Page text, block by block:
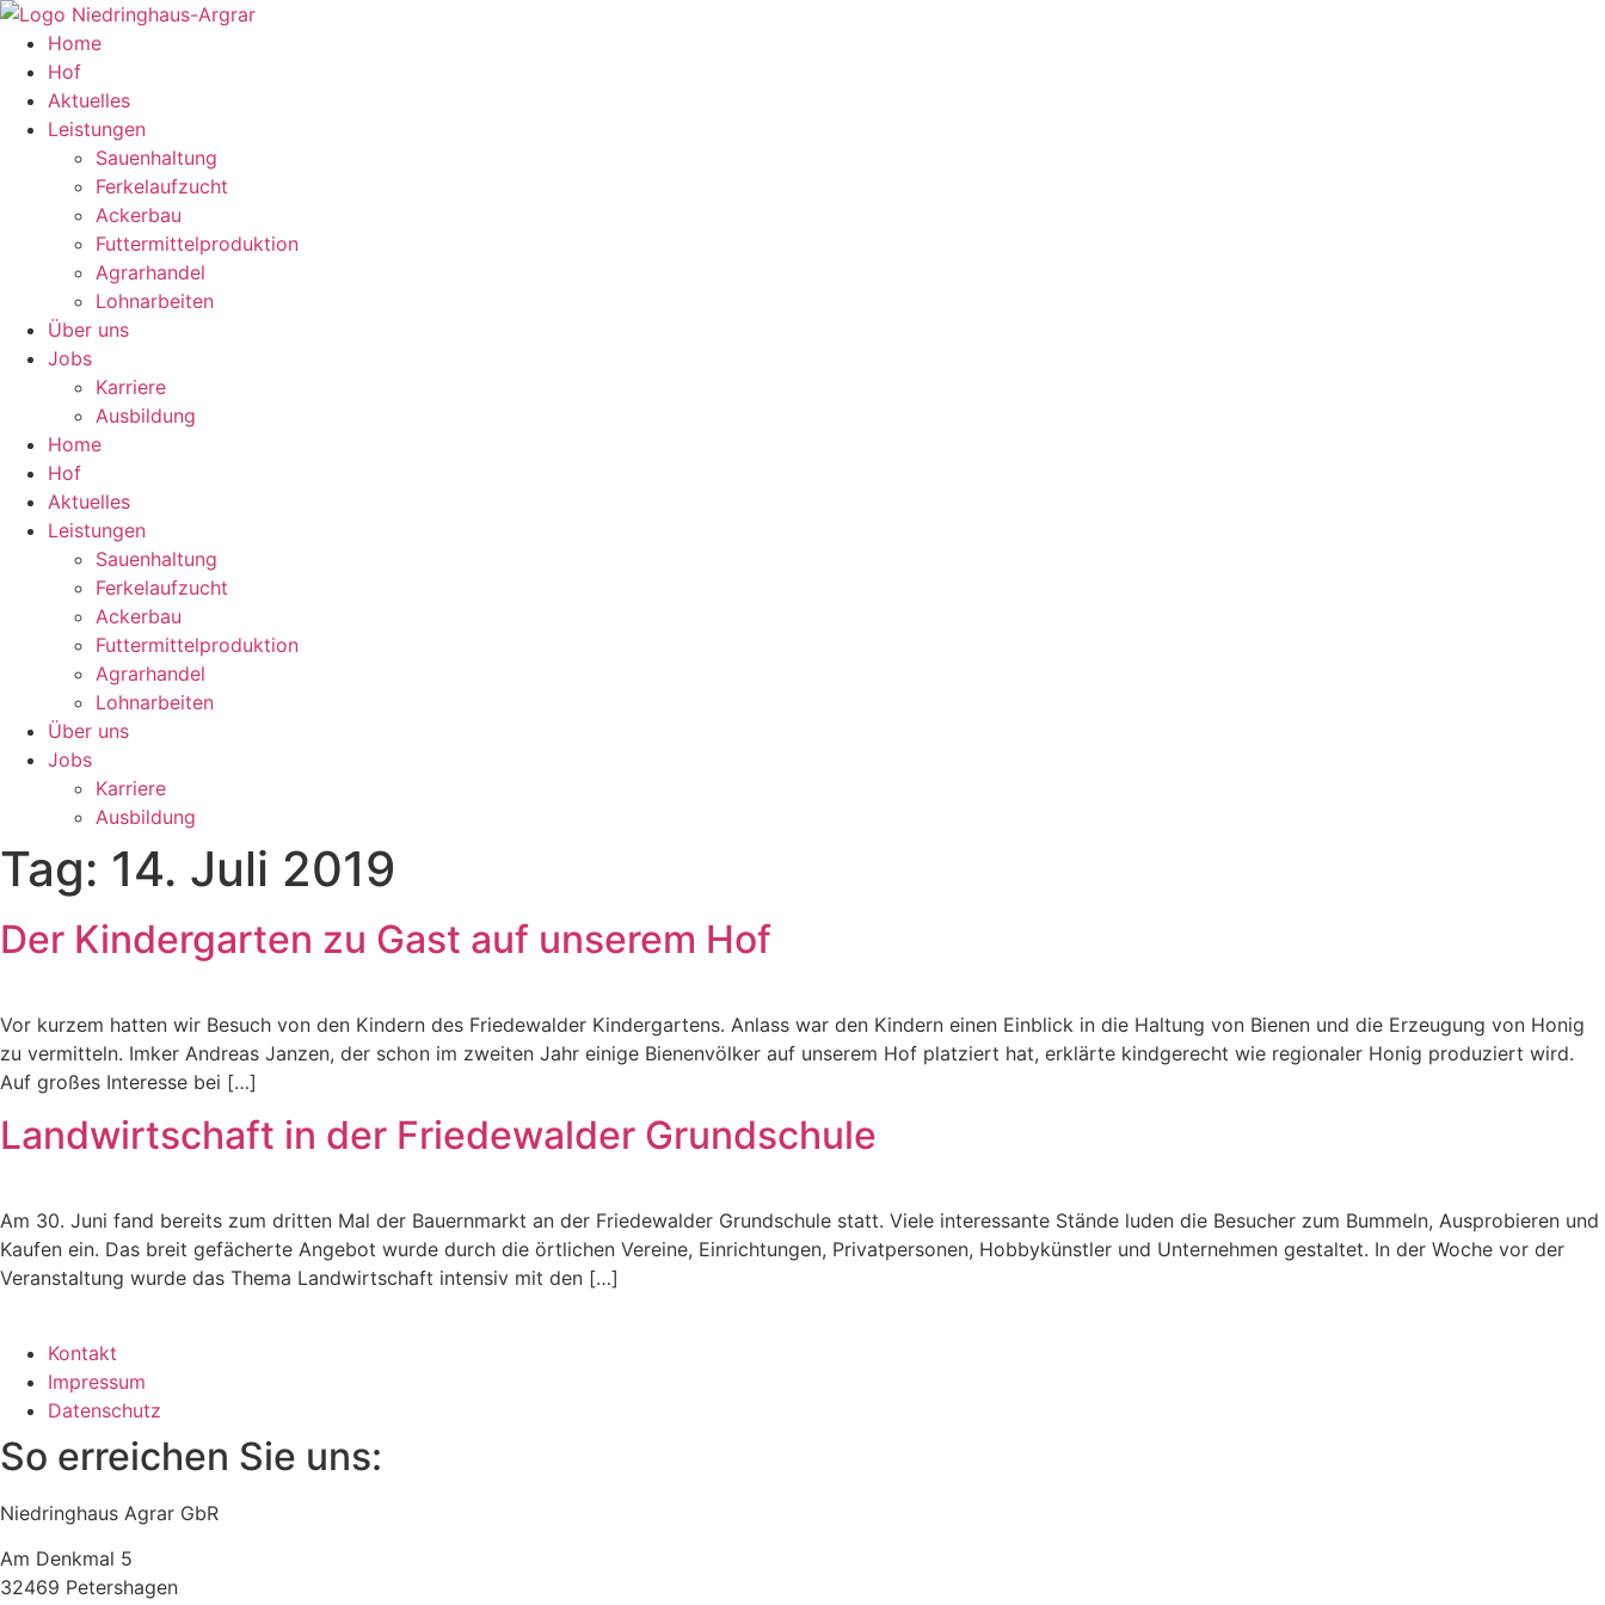
Zum
Inhalt
springen
Home
Hof
Aktuelles
Leistungen
Sauenhaltung
Ferkelaufzucht
Ackerbau
Futtermittelproduktion
Agrarhandel
Lohnarbeiten
Über uns
Jobs
Karriere
Ausbildung
Home
Hof
Aktuelles
Leistungen
Sauenhaltung
Ferkelaufzucht
Ackerbau
Futtermittelproduktion
Agrarhandel
Lohnarbeiten
Über uns
Jobs
Karriere
Ausbildung
Tag: 14. Juli 2019
Der Kindergarten zu Gast auf unserem Hof
Vor kurzem hatten wir Besuch von den Kindern des Friedewalder Kindergartens. Anlass war den Kindern einen Einblick in die Haltung von Bienen und die Erzeugung von Honig
zu vermitteln. Imker Andreas Janzen, der schon im zweiten Jahr einige Bienenvölker auf unserem Hof platziert hat, erklärte kindgerecht wie regionaler Honig produziert wird.
Auf großes Interesse bei […]
Landwirtschaft in der Friedewalder Grundschule
Am 30. Juni fand bereits zum dritten Mal der Bauernmarkt an der Friedewalder Grundschule statt. Viele interessante Stände luden die Besucher zum Bummeln, Ausprobieren und
Kaufen ein. Das breit gefächerte Angebot wurde durch die örtlichen Vereine, Einrichtungen, Privatpersonen, Hobbykünstler und Unternehmen gestaltet. In der Woche vor der
Veranstaltung wurde das Thema Landwirtschaft intensiv mit den […]
Kontakt
Impressum
Datenschutz
So erreichen Sie uns:
Niedringhaus Agrar GbR
Am Denkmal 5
32469 Petershagen